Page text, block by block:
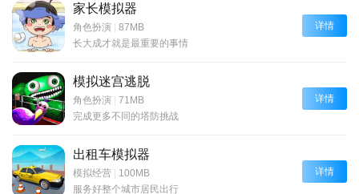
家长模拟器
角色扮演 | 87MB
长大成才就是最重要的事情
详情
模拟迷宫逃脱
角色扮演 | 71MB
完成更多不同的塔防挑战
详情
出租车模拟器
模拟经营 | 100MB
服务好整个城市居民出行
详情